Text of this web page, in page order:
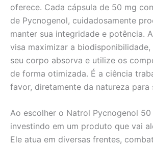
oferece. Cada cápsula de 50 mg
de Pycnogenol, cuidadosamente
manter sua integridade e potência.
visa maximizar a
seu corpo absorva e utilize os
de forma otimizada. É a ciência
favor, diretamente da natureza para
Ao escolher o Natrol Pycnogenol
investindo em um produto que vai
Ele atua em diversas frentes,